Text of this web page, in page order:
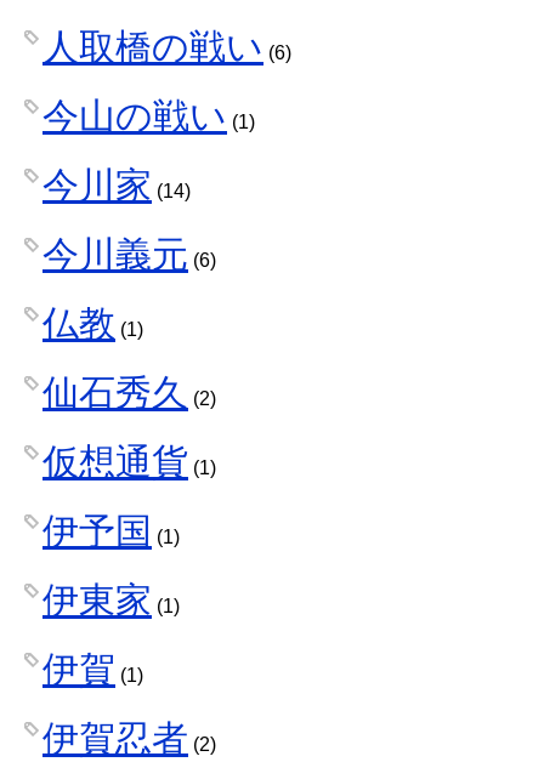
人取橋の戦い (6)
今山の戦い (1)
今川家 (14)
今川義元 (6)
仏教 (1)
仙石秀久 (2)
仮想通貨 (1)
伊予国 (1)
伊東家 (1)
伊賀 (1)
伊賀忍者 (2)